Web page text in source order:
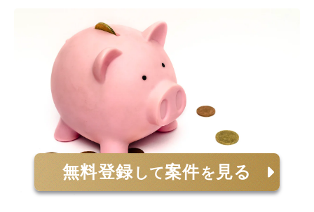
無料登録 して案件を 見る